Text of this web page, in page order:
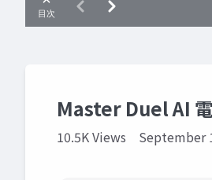
Master Duel AI
10.5K Views September